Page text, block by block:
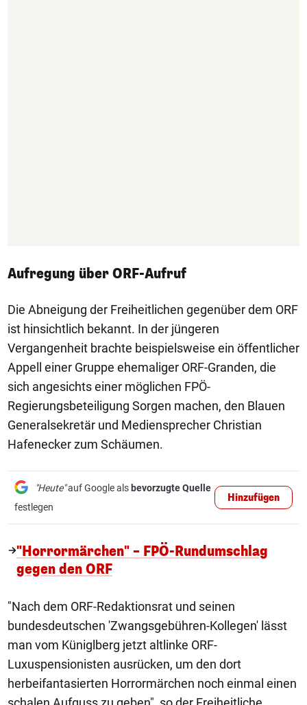
Aufregung über ORF-Aufruf
Die Abneigung der Freiheitlichen gegenüber dem ORF
ist hinsichtlich bekannt. In der jüngeren
Vergangenheit brachte beispielsweise ein öffentlicher
Appell einer Gruppe ehemaliger ORF-Granden, die
sich angesichts einer möglichen FPÖ-
Regierungsbeteiligung Sorgen machen, den Blauen
Generalsekretär und Mediensprecher Christian
Hafenecker zum Schäumen.
"Heute"auf Google als bevorzugte Quelle
festlegen
Hinzufügen
"Horrormärchen" – FPÖ-Rundumschlag
gegen den ORF
"Nach dem ORF-Redaktionsrat und seinen
bundesdeutschen 'Zwangsgebühren-Kollegen' lässt
man vom Küniglberg jetzt altlinke ORF-
Luxuspensionisten ausrücken, um den dort
herbeifantasierten Horrormärchen noch einmal einen